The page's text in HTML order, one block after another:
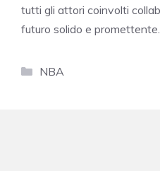
tutti gli attori coinvolti
futuro solido e promettente.
Categorie
NBA